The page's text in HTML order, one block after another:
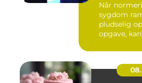
Når
sygdom
pludselig
opgave,